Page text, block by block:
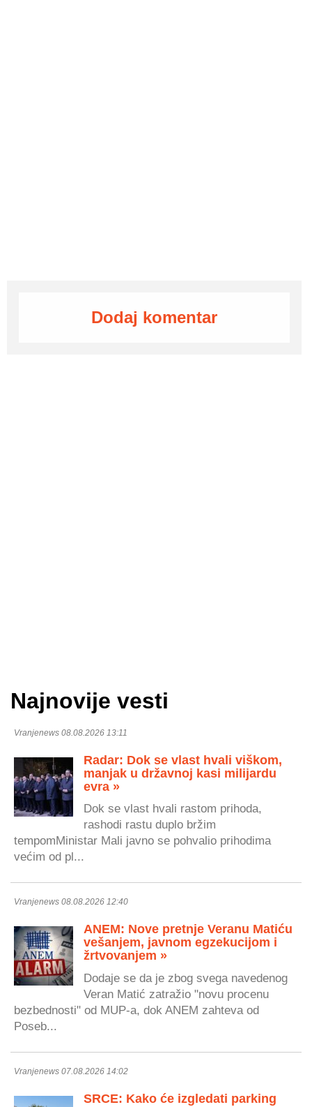
Dodaj komentar
Najnovije vesti
Vranjenews 08.08.2026 13:11
Radar: Dok se vlast hvali viškom,
manjak u državnoj kasi milijardu
evra »
Dok se vlast hvali rastom prihoda,
rashodi rastu duplo bržim
tempomMinistar Mali javno se pohvalio prihodima
većim od pl...
Vranjenews 08.08.2026 12:40
ANEM: Nove pretnje Veranu Matiću
vešanjem, javnom egzekucijom i
žrtvovanjem »
Dodaje se da je zbog svega navedenog
Veran Matić zatražio "novu procenu
bezbednosti" od MUP-a, dok ANEM zahteva od
Poseb...
Vranjenews 07.08.2026 14:02
SRCE: Kako će izgledati parking